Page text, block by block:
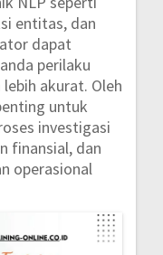
entitas, dan
dapat
perilaku
akurat. Oleh
untuk
investigasi
finansial, dan
operasional